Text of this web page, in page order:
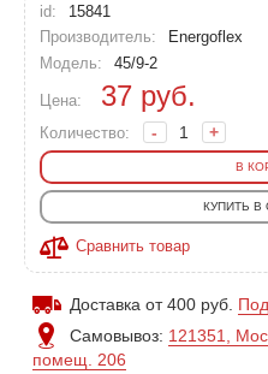
id:
15841
Производитель:
Energoflex
Модель:
45/9-2
Цена: 37руб.
Количество: - +
В
КУПИТЬ В
Сравнить товар
Доставка от 400 руб.
Самовывоз: 121351,
помещ. 206